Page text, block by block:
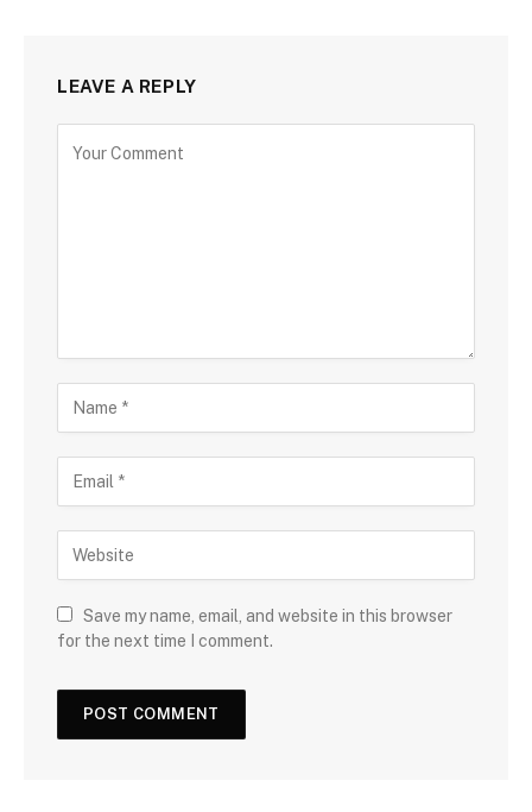
LEAVE A REPLY
Save my name, email, and website in this browser
for the next time I comment.